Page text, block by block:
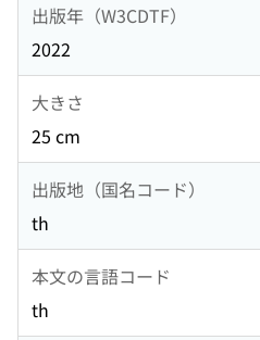
出版年（W3CDTF）
2022
大きさ
25 cm
出版地（国名コード）
th
本文の言語コード
th